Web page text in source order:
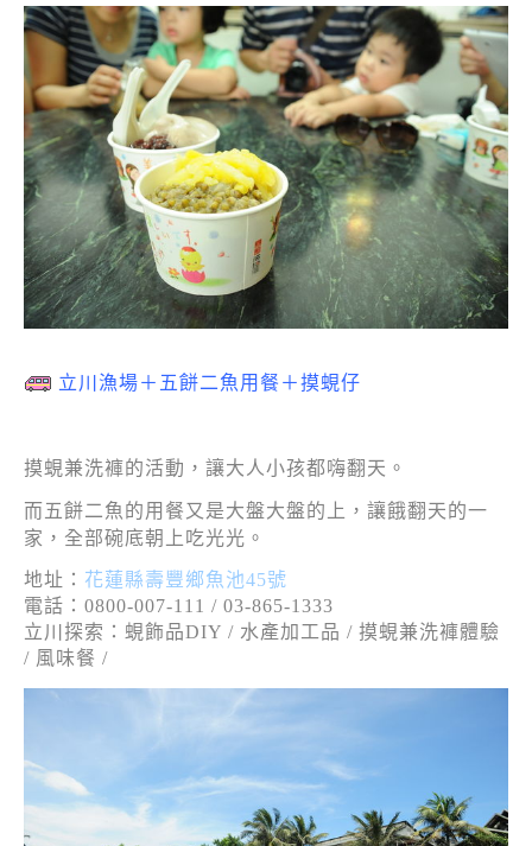
立川漁場＋五餅二魚用餐＋摸蜆仔
摸蜆兼洗褲的活動，讓大人小孩都嗨翻天。
而五餅二魚的用餐又是大盤大盤的上，讓餓翻天的一
家，全部碗底朝上吃光光。
地址： 花蓮縣壽豐鄉魚池45號
電話：0800-007-111 / 03-865-1333
立川探索：蜆飾品DIY / 水產加工品 / 摸蜆兼洗褲體驗
/ 風味餐 /